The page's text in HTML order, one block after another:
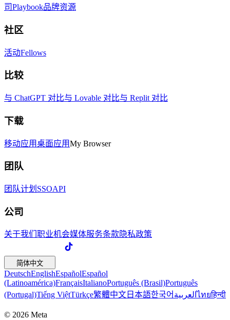
司Playbook品牌资源
社区
活动Fellows
比较
与 ChatGPT 对比与 Lovable 对比与 Replit 对比
下载
移动应用桌面应用My Browser
团队
团队计划 SSOAPI
公司
关于我们 职业机会媒体服务条款隐私政策
简体中文
DeutschEnglishEspañolEspañol
(Latinoamérica)FrançaisItalianoPortuguês (Brasil)Português
(Portugal)Tiếng ViệtTürkçe繁體中文 日本語한국어 العربيةไทยहिन्दी
© 2026 Meta